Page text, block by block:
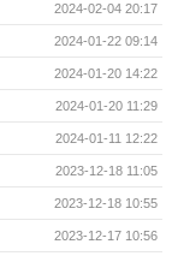
2024-02-04 20:17
2024-01-22 09:14
2024-01-20 14:22
2024-01-20 11:29
2024-01-11 12:22
2023-12-18 11:05
2023-12-18 10:55
2023-12-17 10:56